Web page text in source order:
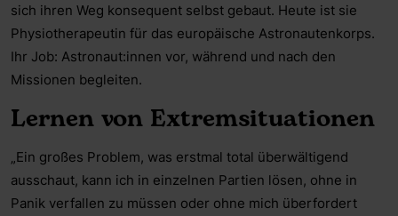
sich ihren Weg konsequent selbst gebaut. Heute ist sie
Physiotherapeutin für das europäische Astronautenkorps.
Ihr Job: Astronaut:innen vor, während und nach den
Missionen begleiten.
Lernen von Extremsituationen
„Ein großes Problem, was erstmal total überwältigend
ausschaut, kann ich in einzelnen Partien lösen, ohne in
Panik verfallen zu müssen oder ohne mich überfordert